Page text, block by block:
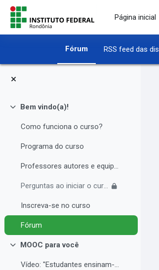
Ir para o conteúdo principal
Página inicial
Fórum RSS feed das
Contrair
Bem vindo(a)!
Como funciona o curso?
Programa do curso
Professores autores e equipe multidisciplinar
Perguntas ao iniciar o curso
Inscreva-se no curso
Fórum
Contrair
MOOC para você
Vídeo: "Estudantes ensinam-se uns aos outros const...